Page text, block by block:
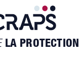
LA PROTECTION